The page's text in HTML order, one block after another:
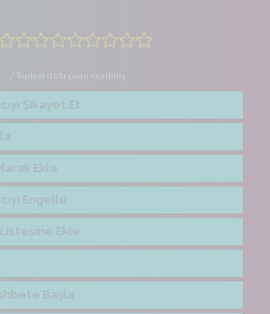
/ Toplam defa puan verilmiş
Şikayet Et
Ekle
Engelle
Listesine Ekle
Başla